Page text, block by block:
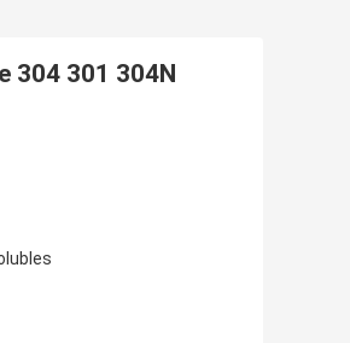
304 301 304N